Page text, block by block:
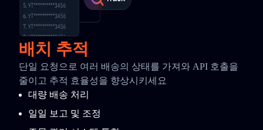
배치 추적
단일 요청으로 여러 배송의 상태를 가져와 API 호출을
줄이고 추적 효율성을 향상시키세요
대량 배송 처리
일일 보고 및 조정